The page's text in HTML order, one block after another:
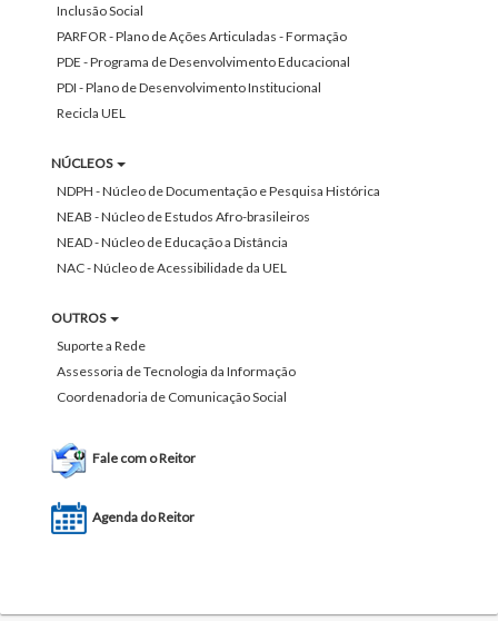
Inclusão Social
PARFOR - Plano de Ações Articuladas - Formação
PDE - Programa de Desenvolvimento Educacional
PDI - Plano de Desenvolvimento Institucional
Recicla UEL
NÚCLEOS
NDPH - Núcleo de Documentação e Pesquisa Histórica
NEAB - Núcleo de Estudos Afro-brasileiros
NEAD - Núcleo de Educação a Distância
NAC - Núcleo de Acessibilidade da UEL
OUTROS
Suporte a Rede
Assessoria de Tecnologia da Informação
Coordenadoria de Comunicação Social
Fale com o Reitor
Agenda do Reitor